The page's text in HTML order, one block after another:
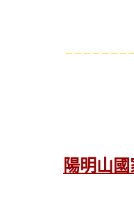
－－－－－－－
陽明山